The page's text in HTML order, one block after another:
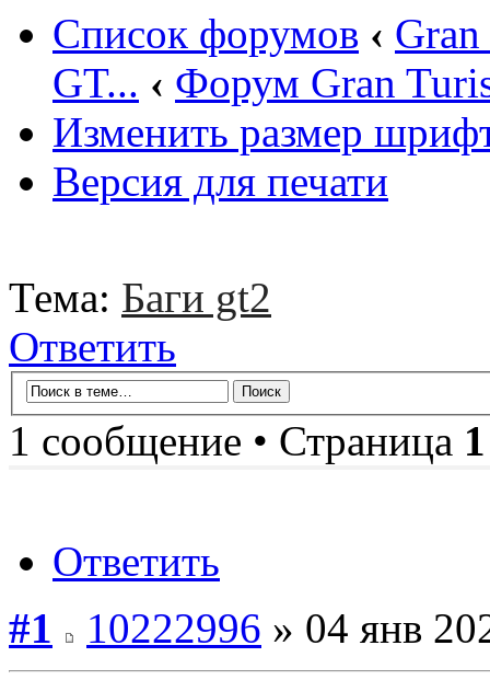
Список форумов ‹
GT... ‹ Форум Gran
Изменить размер
Версия для печати
Тема: Баги gt2
Ответить
1 сообщение • Страница 1
Ответить
#1
10222996 » 04 янв